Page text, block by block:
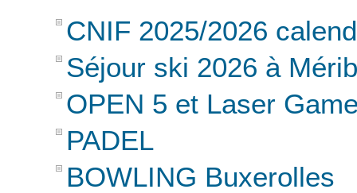
CNIF 2025/2026
Séjour ski 2026 à
OPEN 5 et Laser
PADEL
BOWLING Buxerolles